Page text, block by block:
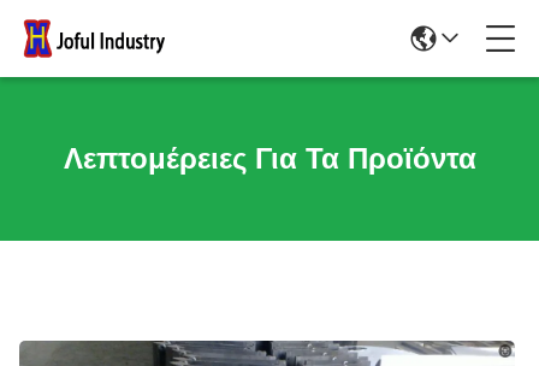
Λεπτομέρειες Για Τα Προϊόντα